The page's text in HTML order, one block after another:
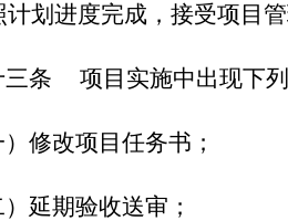
划进度完成，接受项目
条 项目实施中出现下
改项目任务书；
期验收送审；